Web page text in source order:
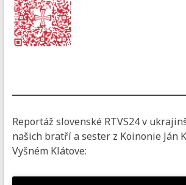
Reportáž slovenské RTVS24 v
našich bratří a sester z Koinonie Ján
Vyšném Klátove: